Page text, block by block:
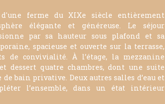
ferme du XIXe siècle entièrement
élégante et généreuse. Le séjour
par sa hauteur sous plafond et sa
spacieuse et ouverte sur la terrasse,
de convivialité. À l’étage, la mezzanine
dessert quatre chambres, dont une suite
bain privative. Deux autres salles d’eau et
l’ensemble, dans un état intérieur